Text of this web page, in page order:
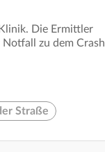
Die Ermittler
zu dem Crash
Straße